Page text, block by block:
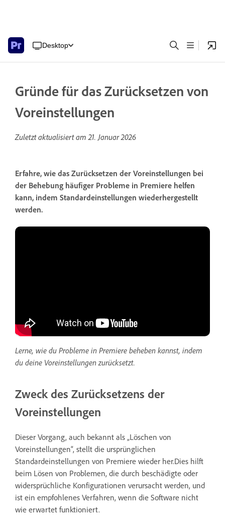
Desktop
Gründe für das Zurücksetzen von
Voreinstellungen
Zuletzt aktualisiert am21. Januar 2026
Erfahre, wie das Zurücksetzen der Voreinstellungen bei
der Behebung häufiger Probleme in Premiere helfen
kann, indem Standardeinstellungen wiederhergestellt
werden.
Lerne, wie du Probleme in Premiere beheben kannst, indem
du deine Voreinstellungen zurücksetzt.
Zweck des Zurücksetzens der
Voreinstellungen
Dieser Vorgang, auch bekannt als „Löschen von
Voreinstellungen“, stellt die ursprünglichen
Standardeinstellungen von Premiere wieder her.Dies hilft
beim Lösen von Problemen, die durch beschädigte oder
widersprüchliche Konfigurationen verursacht werden, und
ist ein empfohlenes Verfahren, wenn die Software nicht
wie erwartet funktioniert.